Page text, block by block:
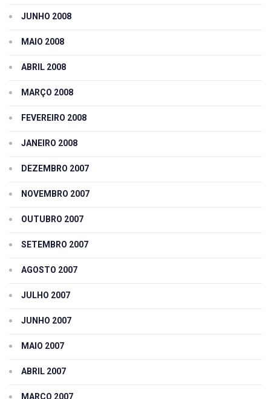
JUNHO 2008
MAIO 2008
ABRIL 2008
MARÇO 2008
FEVEREIRO 2008
JANEIRO 2008
DEZEMBRO 2007
NOVEMBRO 2007
OUTUBRO 2007
SETEMBRO 2007
AGOSTO 2007
JULHO 2007
JUNHO 2007
MAIO 2007
ABRIL 2007
MARÇO 2007